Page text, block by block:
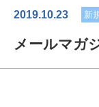
2019.10.23 新
メールマガ